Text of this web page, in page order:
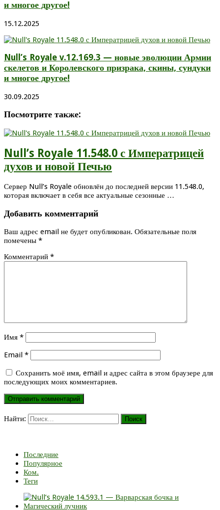
и многое другое!
15.12.2025
Null’s Royale v.12.169.3 — новые эволюции Армии
скелетов и Королевского призрака, скины, сундуки
и многое другое!
30.09.2025
Посмотрите также:
Null’s Royale 11.548.0 с Императрицей
духов и новой Печью
Сервер Null’s Royale обновлён до последней версии 11.548.0,
которая включает в себя все актуальные сезонные …
Добавить комментарий
Ваш адрес email не будет опубликован. Обязательные поля
помечены *
Комментарий *
Имя *
Email *
Сохранить моё имя, email и адрес сайта в этом браузере для
последующих моих комментариев.
Найти:
Последние
Популярное
Ком.
Теги